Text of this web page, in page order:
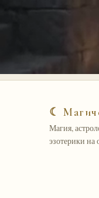
☾
Магия,
эзотерики на